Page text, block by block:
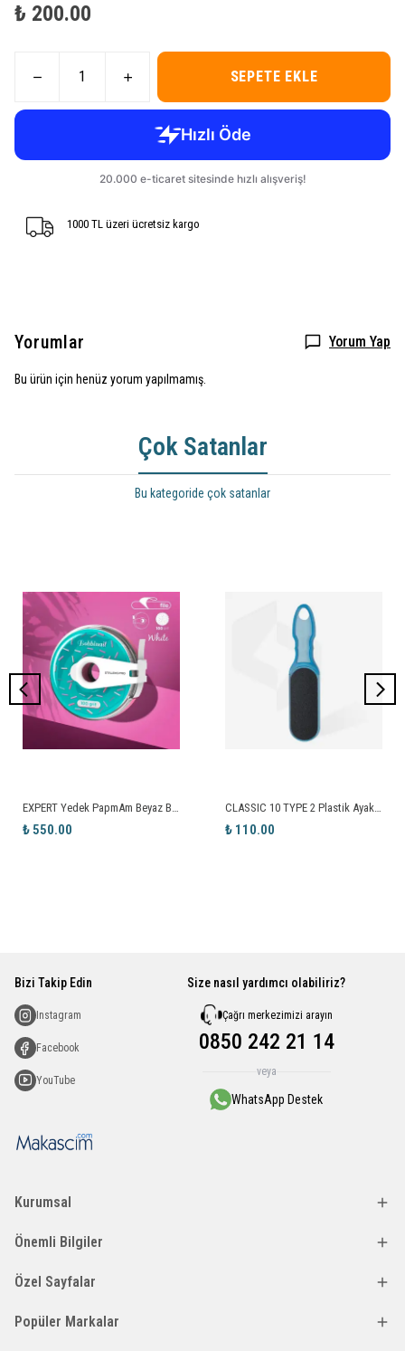
₺ 200.00
SEPETE EKLE
1000 TL üzeri ücretsiz kargo
Yorumlar Yorum Yap
Bu ürün için henüz yorum yapılmamış.
Çok Satanlar
Bu kategoride çok satanlar
EXPERT Yedek PapmAm Beyaz Bant Törpü, STALEKS PRO Plastik Bobinde, 100 Grit
₺ 550.00
CLASSIC 10 TYPE 2 Plastik Ayak Törpüsü (80/120 Grit) Mavi
₺ 110.00
Kurumsal
Önemli Bilgiler
Özel Sayfalar
Popüler Markalar
Bizi Takip Edin
Instagram
Facebook
YouTube
Size nasıl yardımcı olabiliriz?
Çağrı merkezimizi arayın
0850 242 21 14
veya
WhatsApp Destek